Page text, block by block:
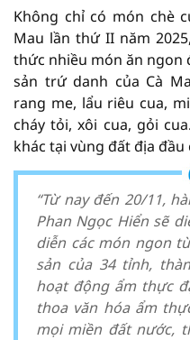
Không chỉ có món chè
Mau lần thứ II năm
thức nhiều món ăn ngon
sản trứ danh của Cà
rang me, lẩu riêu cua,
cháy tỏi, xôi cua, gỏi
khác tại vùng đất địa đầu
“Từ nay đến 20/11,
Phan Ngọc Hiển sẽ
diễn các món ngon
sản của 34 tỉnh,
hoạt động ẩm thực
thoa văn hóa ẩm
mọi miền đất nước,